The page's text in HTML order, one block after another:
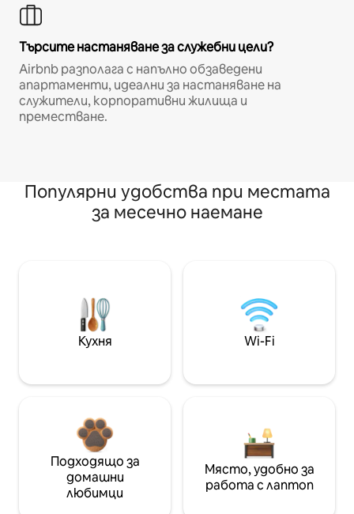
Търсите настаняване за служебни цели?
Airbnb разполага с напълно обзаведени
апартаменти, идеални за настаняване на
служители, корпоративни жилища и
преместване.
Популярни удобства при местата
за месечно наемане
Кухня Wi-Fi
Подходящо за
домашни
любимци
Място, удобно за
работа с лаптоп